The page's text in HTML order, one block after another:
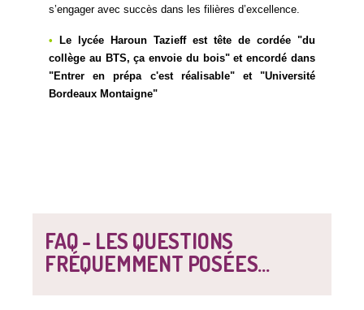
FAQ - LES QUESTIONS
FRÉQUEMMENT POSÉES...
s’engager avec succès dans les filières d’excellence.
• Le lycée Haroun Tazieff est tête de cordée "du
collège au BTS, ça envoie du bois" et encordé dans
"Entrer en prépa c'est réalisable" et "Université
Bordeaux Montaigne"